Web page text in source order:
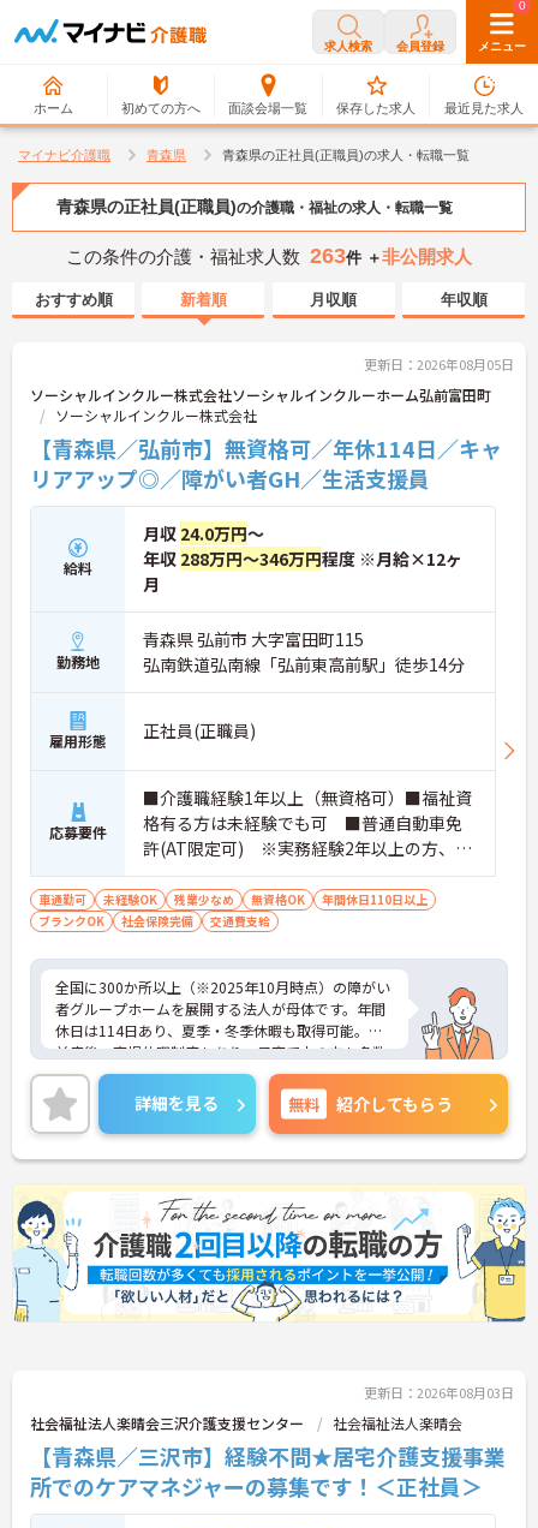
求人検索 会員登録 メニュー
ホーム 初めての方へ 面談会場一覧
0
保存した求人
0
最近見た求人
マイナビ介護職 青森県 青森県の正社員(正職員)の求人・転職一覧
青森県の正社員(正職員)の介護職・福祉の求人・転職一覧
この条件の介護・福祉求人数 263件 ＋非公開求人
おすすめ順 新着順 月収順 年収順
更新日：2026年08月05日
ソーシャルインクルー株式会社ソーシャルインクルーホーム弘前富田町
ソーシャルインクルー株式会社
【青森県／弘前市】無資格可／年休114日／キャ
リアアップ◎／障がい者GH／生活支援員
給料
月収 24.0万円～
年収 288万円～346万円程度 ※月給×12ヶ
月
勤務地
青森県 弘前市 大字富田町115
弘南鉄道弘南線「弘前東高前駅」徒歩14分
雇用形態 正社員(正職員)
応募要件
■介護職経験1年以上（無資格可）■福祉資
格有る方は未経験でも可 ■普通自動車免
許(AT限定可) ※実務経験2年以上の方、障
がい者福祉に関する経験をお持ちの方大歓
迎
車通勤可 未経験OK 残業少なめ 無資格OK
年間休日110日以上
ブランクOK
社会保険完備 交通費支給
全国に300か所以上（※2025年10月時点）の障がい
者グループホームを展開する法人が母体です。年間
休日は114日あり、夏季・冬季休暇も取得可能。産
前産後・育児休暇制度もあり、子育て中の方も多数
活躍中で、ワークライフバランスを大切にしながら
働ける環境が整っています。研修制度や外部勉強会
の受講支援もあり、スキルアップもしっかりサポー
ト。将来的には管理者やエリアマネージャーへのキ
ャリアアップも目指せます。20代から60代まで幅広
い年代のスタッフが活躍しており、和やかな雰囲気
の職場です。介護経験を活かしたい方、福祉の資格
をお持ちの方、安定した法人でキャリアを築きたい
方におすすめです。
★おすすめPOINT★
・生活支援員からスタートし、サービス管理責任者
ネジメント職への挑戦も視野に入れていただけま
す。
業環境に加え、産前産後休暇や育児休暇制度がしっ
かりと整備されています。オンとオフの切り替えを
詳細を見る 無料 紹介してもらう
更新日：2026年08月03日
社会福祉法人楽晴会三沢介護支援センター 社会福祉法人楽晴会
【青森県／三沢市】経験不問★居宅介護支援事業
所でのケアマネジャーの募集です！＜正社員＞